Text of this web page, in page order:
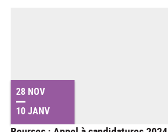
28 NOV
10 JANV